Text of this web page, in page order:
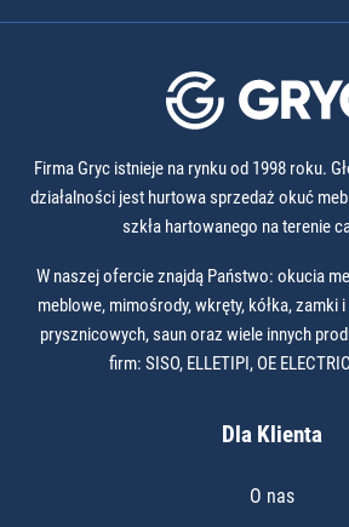
Firma Gryc istnieje na rynku od 1998 roku.
działalności jest hurtowa sprzedaż okuć
szkła hartowanego na terenie
W naszej ofercie znajdą Państwo: okucia
meblowe, mimośrody, wkręty, kółka, zamki
prysznicowych, saun oraz wiele innych
firm: SISO, ELLETIPI, OE
Dla Klienta
O nas